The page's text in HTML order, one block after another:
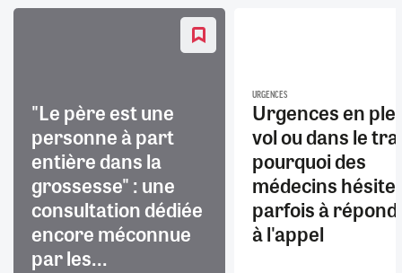
"Le père est une
personne à part
entière dans la
grossesse" : une
consultation dédiée
encore méconnue
par les...
URGENCES
Urgences en
vol ou dans le
pourquoi des
médecins
parfois à
à l'appel